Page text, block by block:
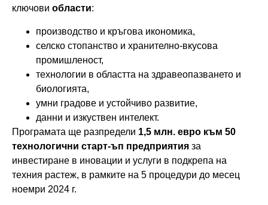
ключови области:
производство и кръгова икономика,
селско стопанство и хранително-вкусова
промишленост,
технологии в областта на здравеопазването и
биологията,
умни градове и устойчиво развитие,
данни и изкуствен интелект.
Програмата ще разпредели 1,5 млн. евро към 50
технологични старт-ъп предприятия за
инвестиране в иновации и услуги в подкрепа на
техния растеж, в рамките на 5 процедури до месец
ноемри 2024 г.